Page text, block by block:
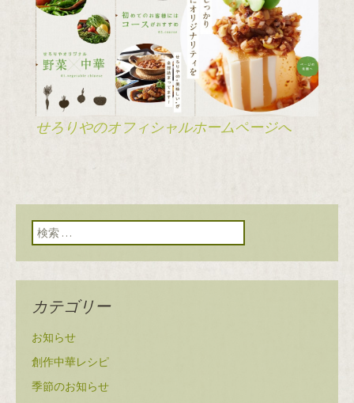
せろりやのオフィシャルホームページへ
検索:
カテゴリー
お知らせ
創作中華レシピ
季節のお知らせ